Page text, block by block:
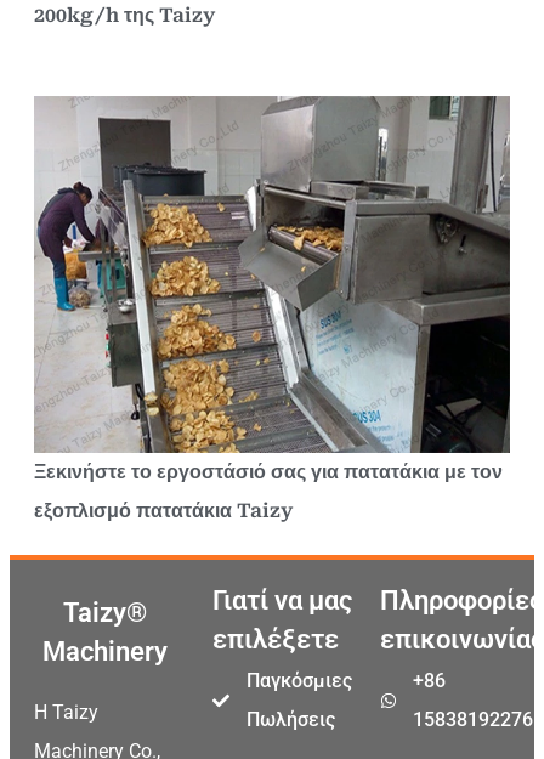
200kg/h της Taizy
Ξεκινήστε το εργοστάσιό σας για πατατάκια με τον
εξοπλισμό πατατάκια Taizy
Taizy®
Machinery
Η Taizy
Machinery Co.,
Γιατί να μας
επιλέξετε
Παγκόσμιες
Πωλήσεις
Πληροφορίες
επικοινωνίας
+86
15838192276